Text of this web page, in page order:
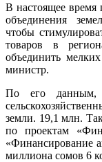
В настоящее время
объединения
чтобы
товаров в
объединить
министр.
По его данным,
земли. 19,1 млн.
по проектам
«Финансирование
миллиона сомов 6